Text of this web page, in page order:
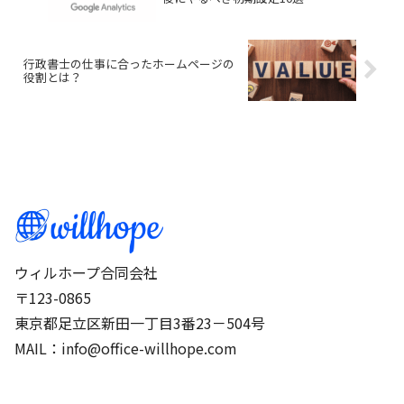
行政書士の仕事に合ったホームページの
役割とは？
ウィルホープ合同会社
〒123-0865
東京都足立区新田一丁目3番23－504号
MAIL：info@office-willhope.com